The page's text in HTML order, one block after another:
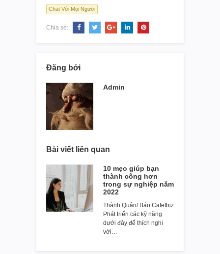
Chat Với Mọi Người
Chia sẻ:
Đăng bởi
Admin
Bài viết liên quan
10 mẹo giúp bạn
thành công hơn
trong sự nghiệp năm
2022
Thành Quân/ Báo Cafefbiz
Phát triển các kỹ năng
dưới đây để thích nghi
với…